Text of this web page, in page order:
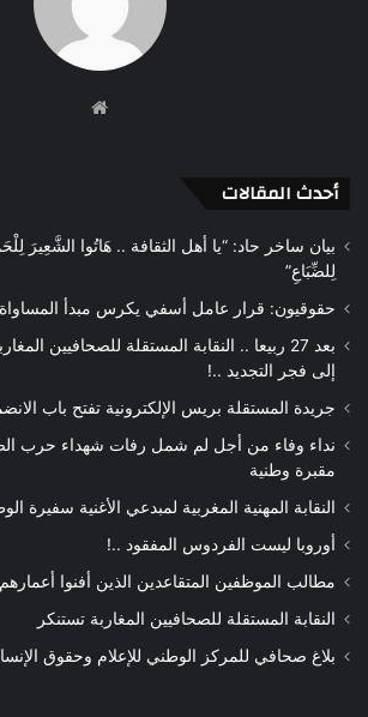
أحدث المقالات
بيان ساخر حاد: “يا أهل الثقافة .. هَاتُوا الشَّعِيرَ
لِلضِّبَاعِ”
حقوقيون: قرار عامل أسفي يكرس مبدأ المساواة
بعد 27 ربيعا .. النقابة المستقلة للصحافيين
إلى فجر التجديد ..!
جريدة المستقلة بريس الإلكترونية تفتح باب
نداء وفاء من أجل لم شمل رفات شهداء حرب
مقبرة وطنية
النقابة المهنية المغربية لمبدعي الأغنية سفيرة
أوروبا ليست الفردوس المفقود ..!
مطالب الموظفين المتقاعدين الذين أفنوا
النقابة المستقلة للصحافيين المغاربة تستنكر
بلاغ صحافي للمركز الوطني للإعلام وحقوق